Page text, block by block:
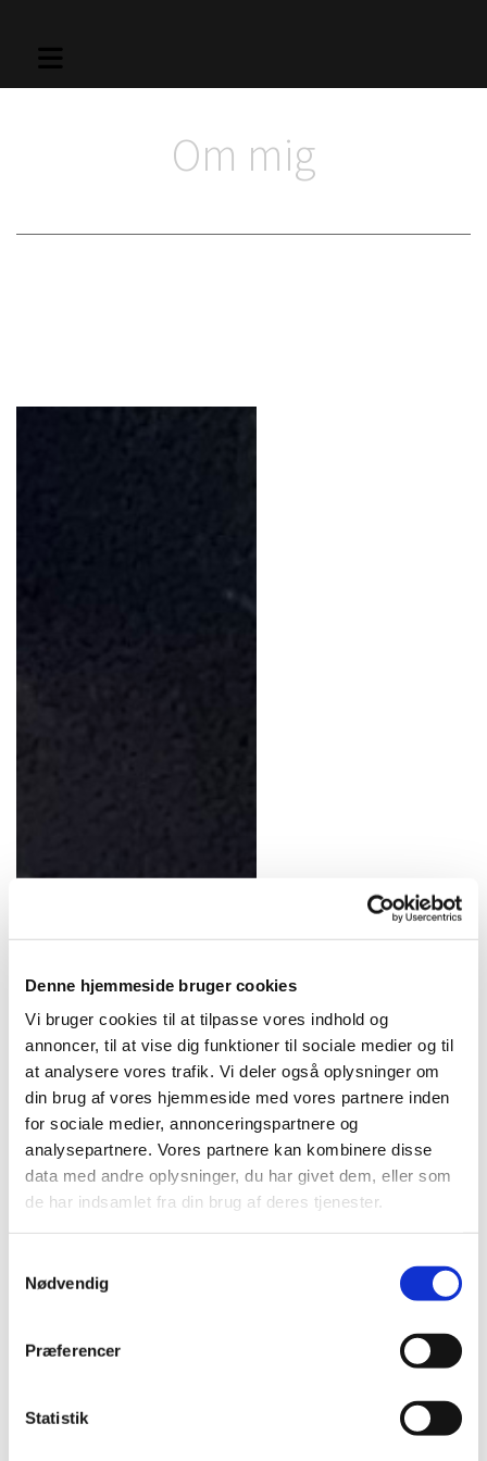
Denne hjemmeside bruger cookies
Vi bruger cookies til at tilpasse vores indhold og
annoncer, til at vise dig funktioner til sociale medier og til
at analysere vores trafik. Vi deler også oplysninger om
din brug af vores hjemmeside med vores partnere inden
for sociale medier, annonceringspartnere og
analysepartnere. Vores partnere kan kombinere disse
data med andre oplysninger, du har givet dem, eller som
de har indsamlet fra din brug af deres tjenester.
Nødvendig
Præferencer
Statistik
Om mig
Anders Fäldt
Jeg har behandlet i mere end 40 år,
jeg har behandlet over 100000
forskellige mennesker, jeg har været
rundt i hele verden og behndlet "alt
og alle" (sportsfolk). Jeg har
behandlere, som i dag lever af at
behandle andre mennesker. Men..., jeg
har aldrig lært nogen noget som helst.
opgave er ikke at uddanne nogen, men